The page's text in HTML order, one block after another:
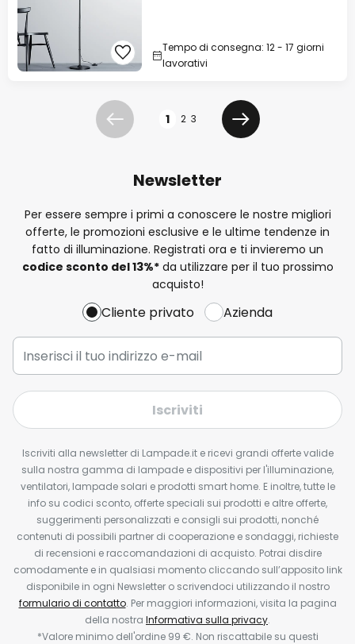
Tempo di consegna: 12 - 17 giorni
lavorativi
Precedente 1 2 3
Prossimo
Newsletter
Per essere sempre i primi a conoscere le nostre migliori
offerte, le promozioni esclusive e le ultime tendenze in
fatto di illuminazione. Registrati ora e ti invieremo un
codice sconto del13%*da utilizzare per il tuo prossimo
acquisto!
Cliente privato Azienda
Iscriviti
Iscriviti alla newsletter di Lampade.it e ricevi grandi offerte valide
sulla nostra gamma di lampade e dispositivi per l'illuminazione,
ventilatori, lampade solari e prodotti smart home. E inoltre, tutte le
info su codici sconto, offerte speciali sui prodotti e altre offerte,
suggerimenti personalizzati e consigli sui prodotti, nonché
contenuti di possibili partner di cooperazione e sondaggi, richieste
di recensioni e raccomandazioni di acquisto. Potrai disdire
comodamente e in qualsiasi momento cliccando sull’apposito link
disponibile in ogni Newsletter o scrivendoci utilizzando il nostro
formulario di contatto. Per maggiori informazioni, visita la pagina
della nostra Informativa sulla privacy.
*Valore minimo dell'ordine 99 €. Non riscattabile su questi